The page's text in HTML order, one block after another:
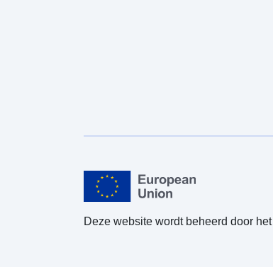
Deze website wordt beheerd door het